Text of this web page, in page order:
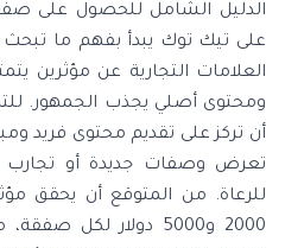
الدليل الشامل للحصول على
على تيك توك يبدأ بفهم ما تبحث
العلامات التجارية عن مؤثرين
ومحتوى أصلي يجذب الجمهور.
أن تركز على تقديم محتوى فريد
تعرض وصفات جديدة أو تجارب
للرعاة. من المتوقع أن يحقق
2000 و5000 دولار